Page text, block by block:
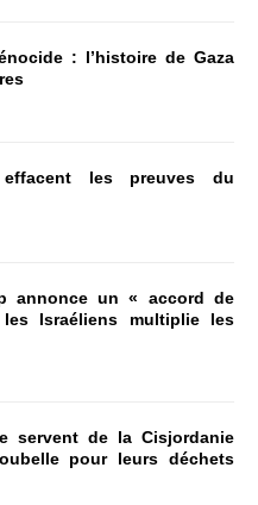
: l’histoire de Gaza
les preuves du
annonce un « accord de
Israéliens multiplie les
servent de la Cisjordanie
pour leurs déchets